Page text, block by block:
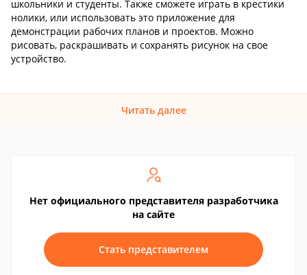
школьники и студенты. Также сможете играть в крестики
нолики, или использовать это приложение для
демонстрации рабочих планов и проектов. Можно
рисовать, раскрашивать и сохранять рисунок на свое
устройство.
Читать далее
Нет официального представителя разработчика
на сайте
Стать представителем